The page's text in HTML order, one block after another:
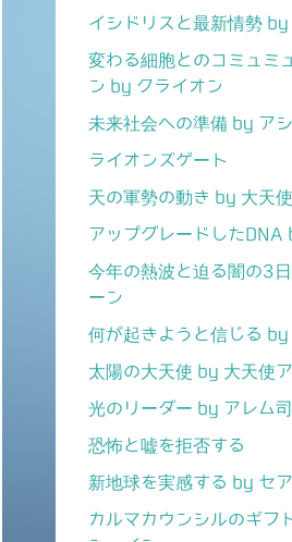
イシドリスと最新情勢 by
変わる細胞とのコミュミ
ン by クライオン
未来社会への準備 by ア
ライオンズゲート
天の軍勢の動き by 大天
アップグレードしたDNA
今年の熱波と迫る闇の3
ーン
何が起きようと信じる by
太陽の大天使 by 大天使
光のリーダー by アレム
恐怖と嘘を拒否する
新地球を実感する by セ
カルマカウンシルのギフ